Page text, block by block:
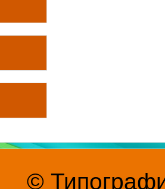
©